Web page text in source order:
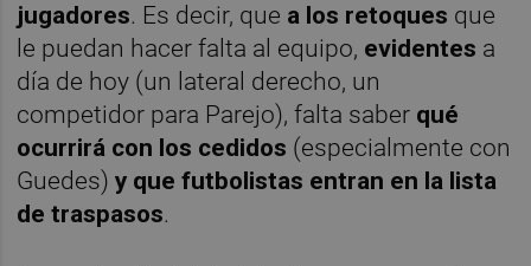
jugadores. Es decir, que a los retoques que
le puedan hacer falta al equipo, evidentes a
día de hoy (un lateral derecho, un
competidor para Parejo), falta saber qué
ocurrirá con los cedidos (especialmente con
Guedes)y que futbolistas entran en la lista
de traspasos.